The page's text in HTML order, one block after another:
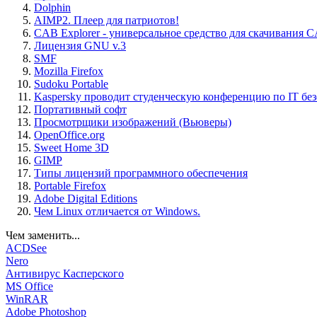
Dolphin
AIMP2. Плеер для патриотов!
CAB Explorer - универсальное средство для скачивания
Лицензия GNU v.3
SMF
Mozilla Firefox
Sudoku Portable
Kaspersky проводит студенческую конференцию по IT
Портативный софт
Просмотрщики изображений (Вьюверы)
OpenOffice.org
Sweet Home 3D
GIMP
Типы лицензий программного обеспечения
Portable Firefox
Adobe Digital Editions
Чем Linux отличается от Windows.
Чем заменить...
ACDSee
Nero
Антивирус Касперского
MS Office
WinRAR
Adobe Photoshop